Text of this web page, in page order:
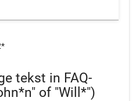
tekst in FAQ-
of "Will*")